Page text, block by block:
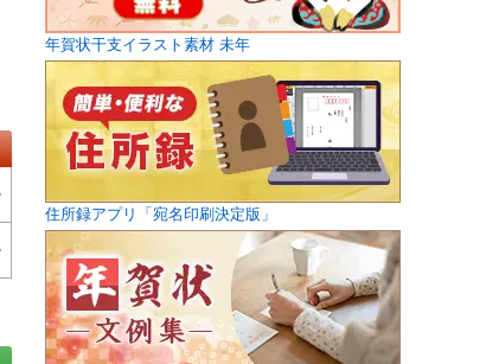
年賀状干支イラスト素材 未年
住所録アプリ「宛名印刷決定版」